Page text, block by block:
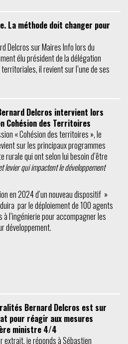
La méthode doit changer pour
Delcros sur Maires Info lors du
élu président de la délégation
il revient sur l’une de ses
Delcros intervient lors
Cohésion des Territoires
« Cohésion des territoires », le
sur les principaux programmes
rurale qui ont selon lui besoin d’être
levier qui impactent le développement
en 2024 d’un nouveau dispositif »
par le déploiement de 100 agents
à l’ingénierie pour accompagner les
développement.
Bernard Delcros est sur
pour réagir aux mesures
ministre 4/4
extrait, je réponds à Sébastien